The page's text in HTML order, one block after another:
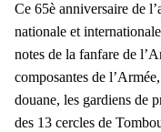
Ce 65è anniversaire de
nationale et
notes de la fanfare de
composantes de
douane, les gardiens de
des 13 cercles de